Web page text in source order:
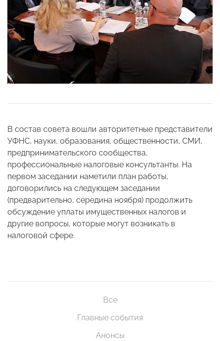
В состав совета вошли авторитетные представители
УФНС, науки, образования, общественности, СМИ,
предпринимательского сообщества,
профессиональные налоговые консультанты. На
первом заседании наметили план работы,
договорились на следующем заседании
(предварительно, середина ноября) продолжить
обсуждение уплаты имущественных налогов и
другие вопросы, которые могут возникать в
налоговой сфере.
Все
Главные события
Анонсы